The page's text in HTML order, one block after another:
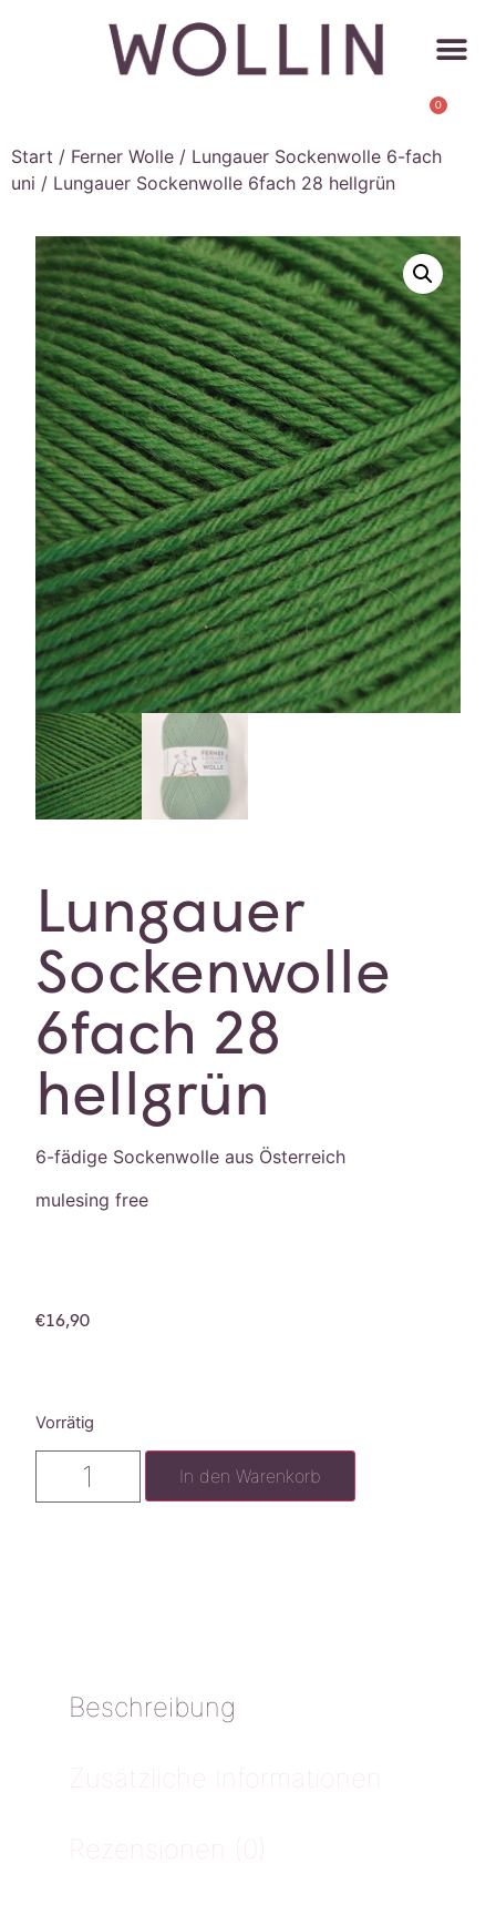
0
Start / Ferner Wolle / Lungauer Sockenwolle 6-fach
uni / Lungauer Sockenwolle 6fach 28 hellgrün
Lungauer
Sockenwolle
6fach 28
hellgrün
6-fädige Sockenwolle aus Österreich
mulesing free
€16,90
Vorrätig
In den Warenkorb
Beschreibung
Zusätzliche Informationen
Rezensionen (0)